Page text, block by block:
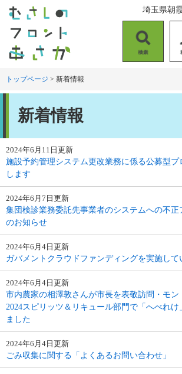
す
し
索
用
埼玉県朝
トップページ > 新着情報
新着情報
2024年6月11日更新
施設予約管理システム更改業務に係る公募型プ
します
2024年6月7日更新
集団検診業務委託先事業者のシステムへの不正
のお知らせ
2024年6月4日更新
ガバメントクラウドファンディングを実施して
2024年6月4日更新
市内農家の相澤敦さんが市長を表敬訪問・モン
2024スピリッツ＆リキュール部門で「へべれけ
ました
2024年6月4日更新
ごみ収集に関する「よくあるお問い合わせ」